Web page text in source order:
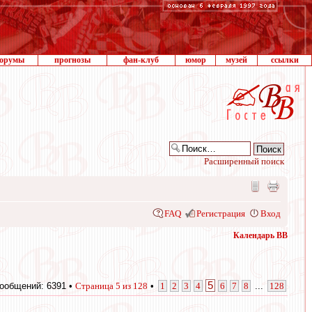
прогнозы фан-клуб юмор музей ссылки
Расширенный поиск
FAQ Регистрация Вход
Календарь ВВ
6391 • Страница 5 из 128 • 1 2 3 4 5 6 7 8 128